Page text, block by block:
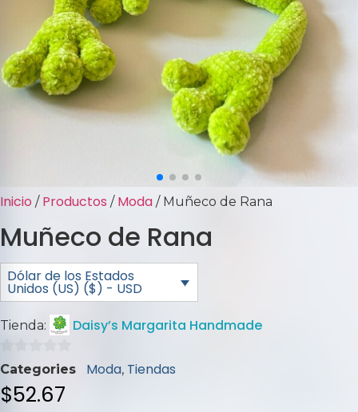
Inicio / Productos / Moda / Muñeco de Rana
Muñeco de Rana
Dólar de los Estados
Unidos (US) ($) - USD
Tienda: Daisy’s Margarita Handmade
0
de
5
Categories Moda, Tiendas
$52.67